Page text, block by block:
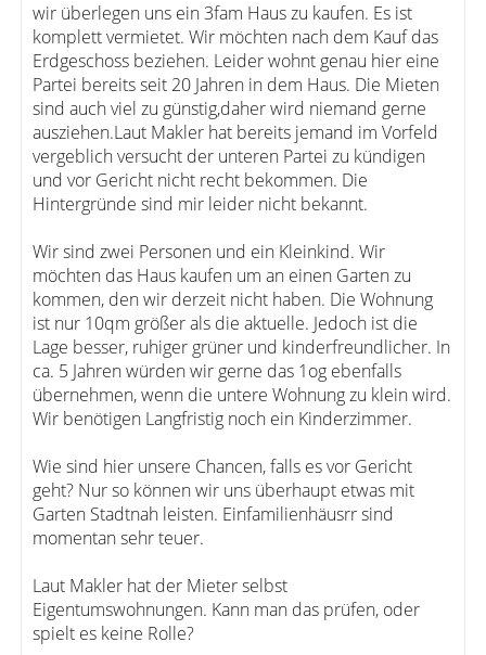
wir überlegen uns ein 3fam Haus zu kaufen. Es ist
komplett vermietet. Wir möchten nach dem Kauf das
Erdgeschoss beziehen. Leider wohnt genau hier eine
Partei bereits seit 20 Jahren in dem Haus. Die Mieten
sind auch viel zu günstig,daher wird niemand gerne
ausziehen.Laut Makler hat bereits jemand im Vorfeld
vergeblich versucht der unteren Partei zu kündigen
und vor Gericht nicht recht bekommen. Die
Hintergründe sind mir leider nicht bekannt.
Wir sind zwei Personen und ein Kleinkind. Wir
möchten das Haus kaufen um an einen Garten zu
kommen, den wir derzeit nicht haben. Die Wohnung
ist nur 10qm größer als die aktuelle. Jedoch ist die
Lage besser, ruhiger grüner und kinderfreundlicher. In
ca. 5 Jahren würden wir gerne das 1og ebenfalls
übernehmen, wenn die untere Wohnung zu klein wird.
Wir benötigen Langfristig noch ein Kinderzimmer.
Wie sind hier unsere Chancen, falls es vor Gericht
geht? Nur so können wir uns überhaupt etwas mit
Garten Stadtnah leisten. Einfamilienhäusrr sind
momentan sehr teuer.
Laut Makler hat der Mieter selbst
Eigentumswohnungen. Kann man das prüfen, oder
spielt es keine Rolle?